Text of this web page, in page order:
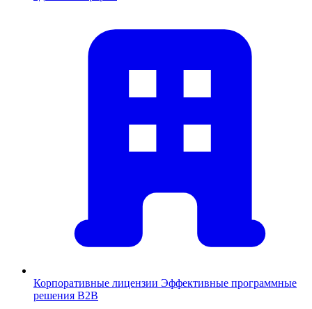
Корпоративные лицензии Эффективные программные
решения B2B